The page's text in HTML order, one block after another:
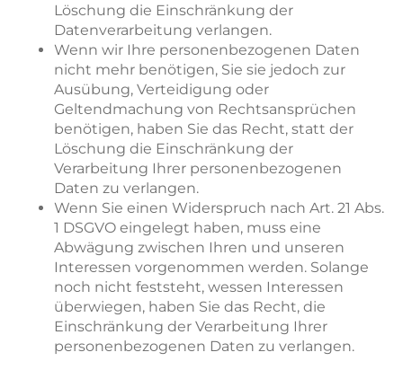
Löschung die Einschränkung der
Datenverarbeitung verlangen.
Wenn wir Ihre personenbezogenen Daten
nicht mehr benötigen, Sie sie jedoch zur
Ausübung, Verteidigung oder
Geltendmachung von Rechtsansprüchen
benötigen, haben Sie das Recht, statt der
Löschung die Einschränkung der
Verarbeitung Ihrer personenbezogenen
Daten zu verlangen.
Wenn Sie einen Widerspruch nach Art. 21 Abs.
1 DSGVO eingelegt haben, muss eine
Abwägung zwischen Ihren und unseren
Interessen vorgenommen werden. Solange
noch nicht feststeht, wessen Interessen
überwiegen, haben Sie das Recht, die
Einschränkung der Verarbeitung Ihrer
personenbezogenen Daten zu verlangen.